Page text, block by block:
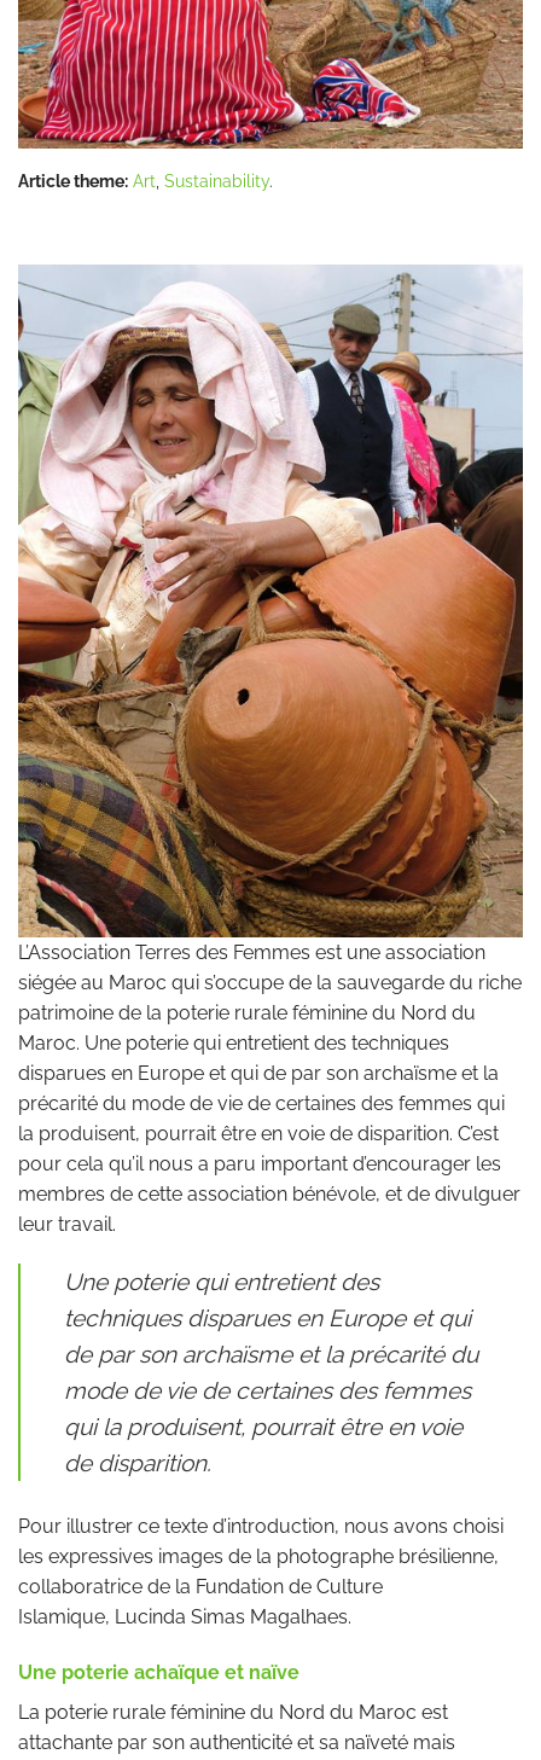
Article theme: Art Sustainability.
L’Association Terres des Femmes est une association
siégée au Maroc qui s’occupe de la sauvegarde du riche
patrimoine de la poterie rurale féminine du Nord du
Maroc. Une poterie qui entretient des techniques
disparues en Europe et qui de par son archaïsme et la
précarité du mode de vie de certaines des femmes qui
la produisent, pourrait être en voie de disparition. C’est
pour cela qu’il nous a paru important d’encourager les
membres de cette association bénévole, et de divulguer
leur travail.
Une poterie qui entretient des
techniques disparues en Europe et qui
de par son archaïsme et la précarité du
mode de vie de certaines des femmes
qui la produisent, pourrait être en voie
de disparition.
Pour illustrer ce texte d’introduction, nous avons choisi
les expressives images de la photographe brésilienne,
collaboratrice de la Fundation de Culture
Islamique, Lucinda Simas Magalhaes.
Une poterie achaïque et naïve
La poterie rurale féminine du Nord du Maroc est
attachante par son authenticité et sa naïveté mais